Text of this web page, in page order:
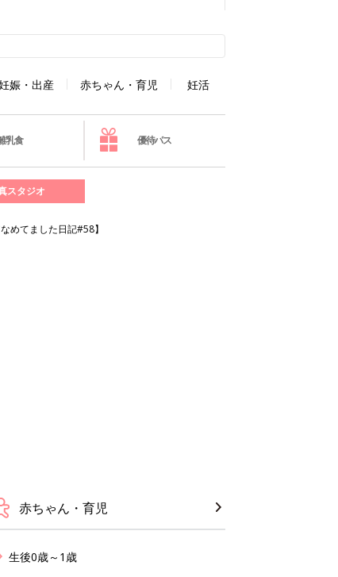
娠・出産 赤ちゃん・育児 妊活
乳食 優待パス
スタジオ
めてました日記#58】
赤ちゃん・育児
生後0歳～1歳